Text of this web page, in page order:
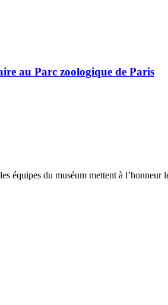
Parc zoologique de Paris
équipes du muséum mettent à